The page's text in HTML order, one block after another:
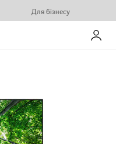
Для бізнесу
Мій LG